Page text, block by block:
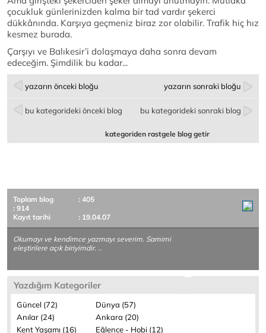
çocukluk günlerinizden kalma bir tad vardır şekerci
dükkânında. Karşıya geçmeniz biraz zor olabilir. Trafik hiç hız
kesmez burada.
Çarşıyı ve Balıkesir’i dolaşmaya daha sonra devam
edeceğim. Şimdilik bu kadar...
yazarın önceki bloğu yazarın sonraki bloğu
bu kategorideki önceki blog bu kategorideki sonraki blog
kategoriden rastgele blog getir
Toplam blog
: 405
: 914
Kayıt tarihi
: 19.04.07
Okumayı ve kendimce yazmayı severim. Samimi
eleştirilere açık biriyimdir. ..
Yazdığım Kategoriler
Güncel (72)
Dünya (57)
Anılar (24)
Ankara (20)
Kent Yaşamı (16)
Eğlence - Hobi (12)